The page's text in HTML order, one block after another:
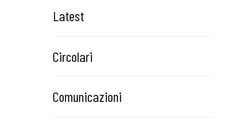
Latest
Circolari
Comunicazioni